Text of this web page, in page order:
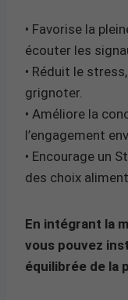
• Favorise la
écouter les
• Réduit le
grignoter.
• Améliore la
l’engagement
• Encourage un
des choix
En intégrant la
vous pouvez
équilibrée de la